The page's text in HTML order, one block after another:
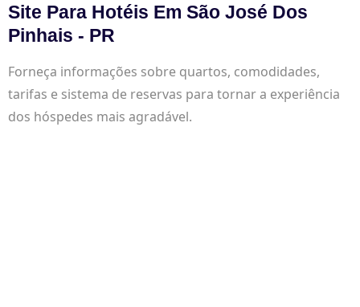
Site Para Hotéis Em São José Dos
Pinhais - PR
Forneça informações sobre quartos, comodidades,
tarifas e sistema de reservas para tornar a experiência
dos hóspedes mais agradável.